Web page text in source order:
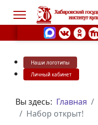
Наши логотипы
Личный кабинет
Вы здесь: Главная
Набор открыт!